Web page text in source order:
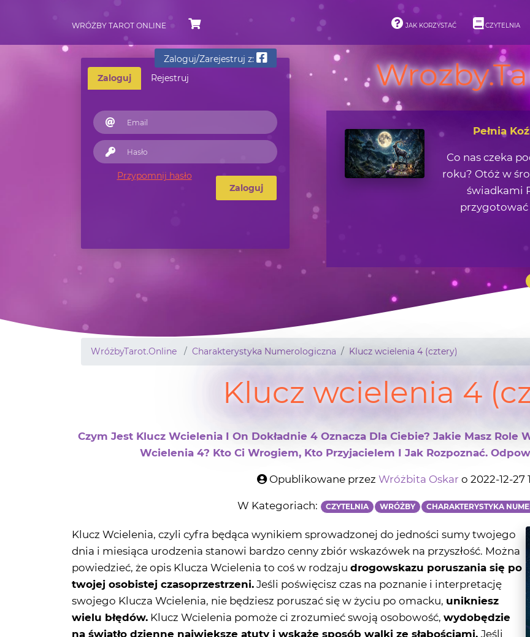
WRÓŻBY TAROT ONLINE JAK KORZYSTAĆ CZYTELNIA
Zaloguj Rejestruj
Zaloguj/Zarejestruj z:
Przypomnij hasło
Zaloguj
Asteroidy i
Jaką lekcję
Klucz wcielenia 4 (cztery)
Klucz wcielenia 4
Czym Jest Klucz Wcielenia I On Dokładnie 4 Oznacza Dla Ciebie? Jakie Masz Role
Wcielenia 4? Kto Ci Wrogiem, Kto Przyjacielem I Jak Rozpoznać.
Opublikowane przezWróżbita Oskaro 2022-12-27
dnia i miesiąca urodzenia stanowi bardzo cenny zbiór wskazówek na przyszłość. Można
twojej osobistej czasoprzestrzeni.Jeśli poświęcisz czas na poznanie i interpretację
swojego Klucza Wcielenia, nie będziesz poruszać się w życiu po omacku,unikniesz
wielu błędów. Klucz Wcielenia pomoże ci zrozumieć swoją osobowość, wydobędzie
na światło dzienne największe atuty i wskaże sposób walki ze słabościami.Jeśli
jesteś osobą urodzoną z Kluczem Wcielenia 4 i chcesz poznać swoją życiową misję, to
koniecznie przeczytaj nasz niniejszy tekst. Zawarliśmy tutaj najważniejsze wskazówki i